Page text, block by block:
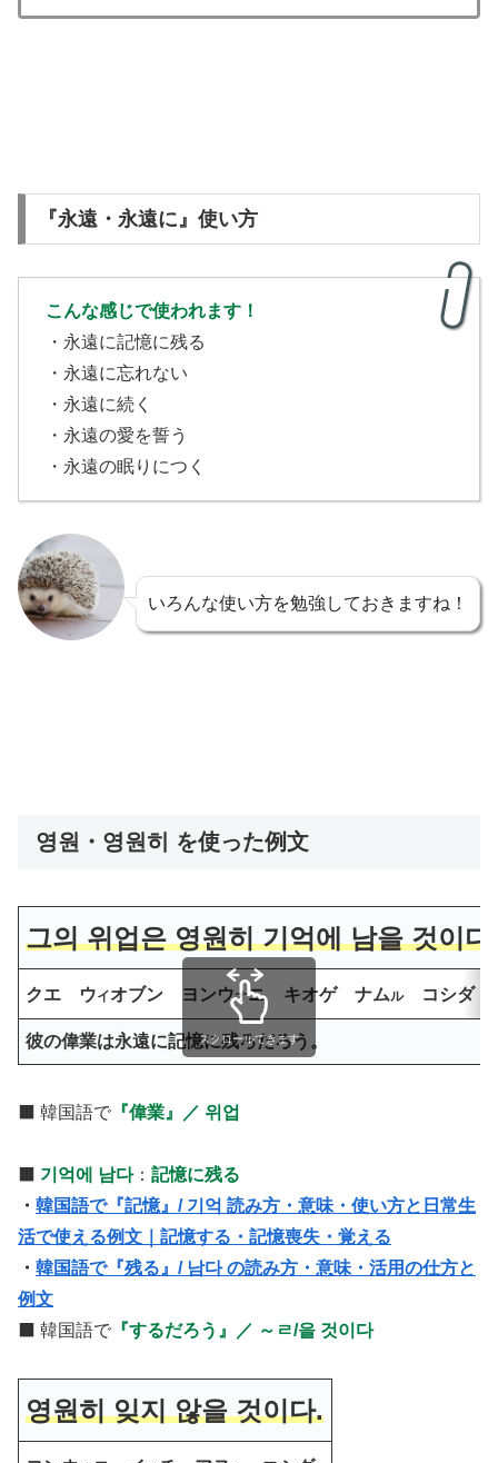
『永遠・永遠に』使い方
こんな感じで使われます！
・永遠に記憶に残る
・永遠に忘れない
・永遠に続く
・永遠の愛を誓う
・永遠の眠りにつく
いろんな使い方を勉強しておきますね！
영원・영원히 を使った例文
그의 위업은 영원히 기억에 남을 것이다
クエ ウイオブン ヨンウオニ キオゲ ナムルコシダ
彼の偉業は永遠に記憶に残ろだろう。
スクロールできます
⬛️ 韓国語で 『偉業』／ 위업
기억에 남다： 記憶に残る
・ 韓国語で『記憶』/ 기억 読み方・意味・使い方と日常生
活で使える例文｜記憶する・記憶喪失・覚える
・ 韓国語で『残る』/ 남다 の読み方・意味・活用の仕方と
例文
⬛️ 韓国語で 『するだろう』／ ～ㄹ/을 것이다
영원히 잊지 않을 것이다.